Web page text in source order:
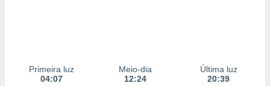
fontes,
e melhorar
Primeira luz
04:07
Meio-dia
12:24
Última luz
20:39